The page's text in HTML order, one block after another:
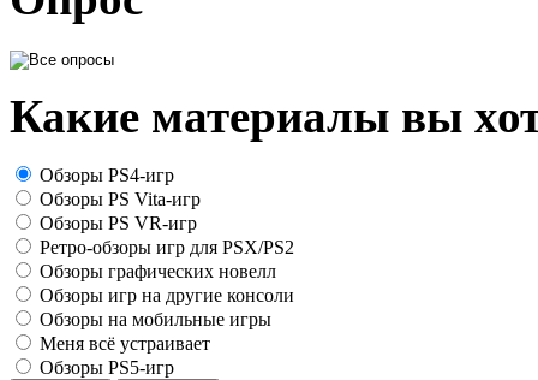
Какие материалы вы
Обзоры PS4-игр
Обзоры PS Vita-игр
Обзоры PS VR-игр
Ретро-обзоры игр для PSX/PS2
Обзоры графических новелл
Обзоры игр на другие консоли
Обзоры на мобильные игры
Меня всё устраивает
Обзоры PS5-игр